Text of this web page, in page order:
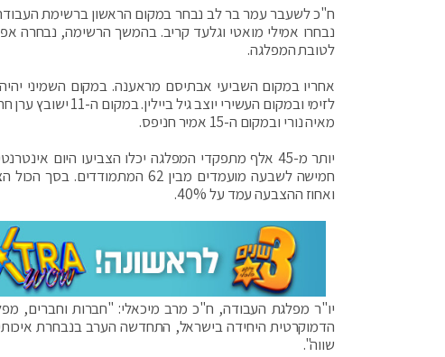
ח"כ לשעבר עמר בר לב נבחר במקום הראשון ברשימת
נבחרו אמילי מואטי וגלעד קריב. בהמשך הרשימה, נבחרה
לטובת המפלגה.
אחריו במקום השביעי אבתיסם מראענה. במקום השמיני
מאיה נורי ובמקום ה-15 אמיר חניפס.
יותר מ-45 אלף מתפקדי המפלגה יכלו הצביעו
ואחוז ההצבעה עמד על 40%.
יו"ר מפלגת העבודה, ח"כ מרב מיכאלי: "חברות
הדמוקרטית היחידה בישראל, התחדשה הערב בנבחרת
שווה".